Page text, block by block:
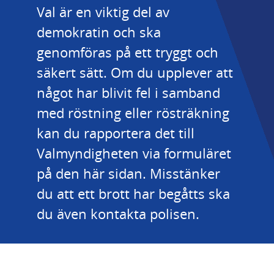
Val är en viktig del av
demokratin och ska
genomföras på ett tryggt och
säkert sätt. Om du upplever att
något har blivit fel i samband
med röstning eller rösträkning
kan du rapportera det till
Valmyndigheten via formuläret
på den här sidan. Misstänker
du att ett brott har begåtts ska
du även kontakta polisen.